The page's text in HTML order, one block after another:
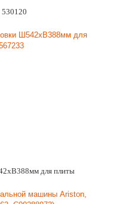
530120
для плиты